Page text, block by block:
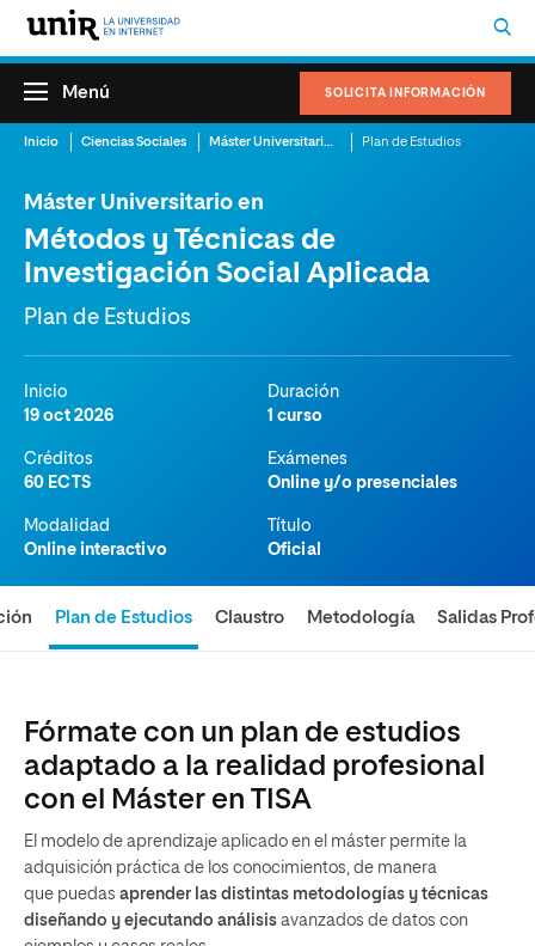
SOLICITA INFORMACIÓN
Menú
Inicio Ciencias Sociales Máster Universitario en Métodos y Técnicas de Investigación Social Aplicada Plan de Estudios
Máster Universitario en
Métodos y Técnicas de
Investigación Social Aplicada
Plan de Estudios
Inicio
19 oct 2026
Duración
1 curso
Créditos
60 ECTS
Exámenes
Online y/o presenciales
Modalidad
Online interactivo
Título
Oficial
Plan de Estudios Claustro Metodología Salidas
Fórmate con un plan de estudios
adaptado a la realidad profesional
con el Máster en TISA
El modelo de aprendizaje aplicado en el máster permite la
adquisición práctica de los conocimientos, de manera
que puedas aprender las distintas metodologías y técnicas
diseñando y ejecutando análisis avanzados de datos con